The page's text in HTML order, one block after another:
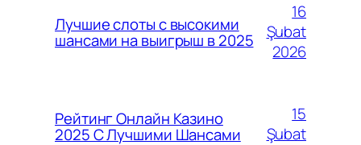
Лучшие слоты с высокими
шансами на выигрыш в 2025
16
Şubat
2026
Рейтинг Онлайн Казино
2025 С Лучшими Шансами
15
Şubat